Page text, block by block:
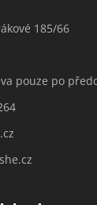
185/66
pouze po